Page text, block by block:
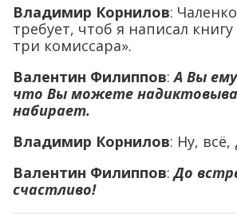
Владимир Корнилов:
требует, чтоб я написал
три комиссара».
Валентин Филиппов: А Вы
что Вы можете
набирает.
Владимир Корнилов: Ну, всё,
Валентин Филиппов: До
счастливо!